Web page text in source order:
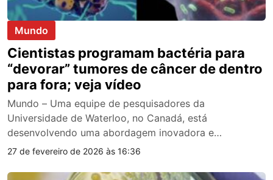
Mundo
Cientistas programam bactéria para
“devorar” tumores de câncer de dentro
para fora; veja vídeo
Mundo – Uma equipe de pesquisadores da
Universidade de Waterloo, no Canadá, está
desenvolvendo uma abordagem inovadora e
promissora no…
27 de fevereiro de 2026 às 16:36